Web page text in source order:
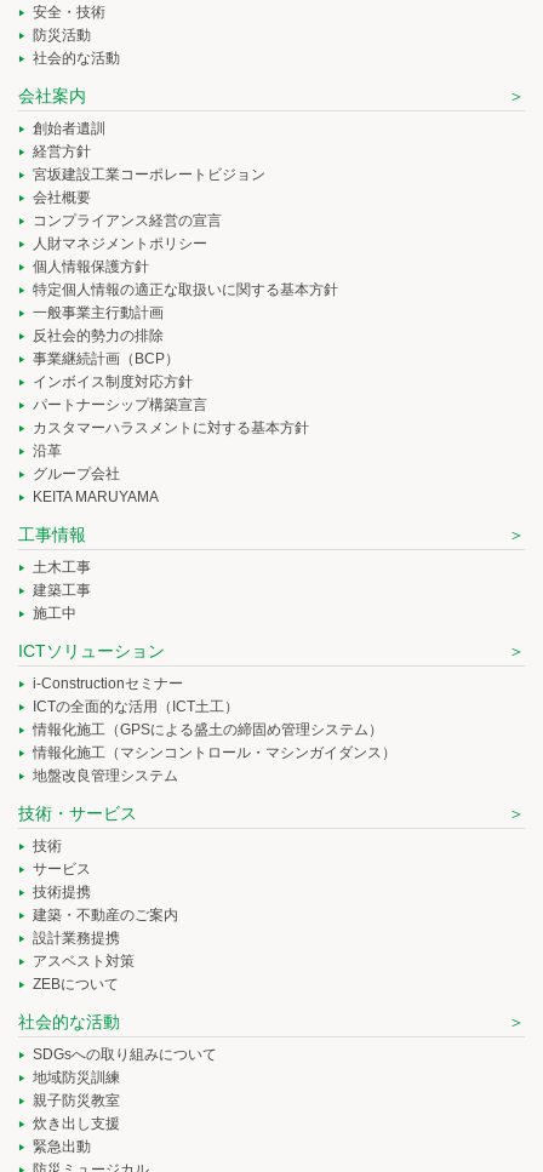
安全・技術
防災活動
社会的な活動
会社案内
創始者遺訓
経営方針
宮坂建設工業コーポレートビジョン
会社概要
コンプライアンス経営の宣言
人財マネジメントポリシー
個人情報保護方針
特定個人情報の適正な取扱いに関する基本方針
一般事業主行動計画
反社会的勢力の排除
事業継続計画（BCP）
インボイス制度対応方針
パートナーシップ構築宣言
カスタマーハラスメントに対する基本方針
沿革
グループ会社
KEITA MARUYAMA
工事情報
土木工事
建築工事
施工中
ICTソリューション
i-Constructionセミナー
ICTの全面的な活用（ICT土工）
情報化施工（GPSによる盛土の締固め管理システム）
情報化施工（マシンコントロール・マシンガイダンス）
地盤改良管理システム
技術・サービス
技術
サービス
技術提携
建築・不動産のご案内
設計業務提携
アスベスト対策
ZEBについて
社会的な活動
SDGsへの取り組みについて
地域防災訓練
親子防災教室
炊き出し支援
緊急出動